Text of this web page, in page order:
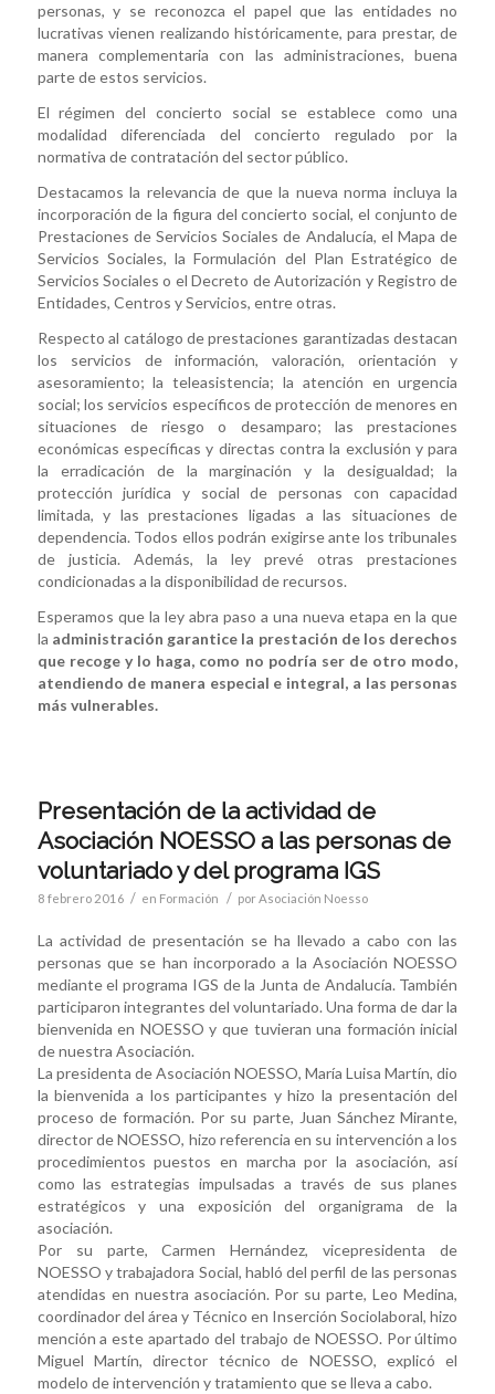
personas, y se reconozca el papel que las entidades no
lucrativas vienen realizando históricamente, para prestar, de
manera complementaria con las administraciones, buena
parte de estos servicios.
El régimen del concierto social se establece como una
modalidad diferenciada del concierto regulado por la
normativa de contratación del sector público.
Destacamos la relevancia de que la nueva norma incluya la
incorporación de la figura del concierto social, el conjunto de
Prestaciones de Servicios Sociales de Andalucía, el Mapa de
Servicios Sociales, la Formulación del Plan Estratégico de
Servicios Sociales o el Decreto de Autorización y Registro de
Entidades, Centros y Servicios, entre otras.
Respecto al catálogo de prestaciones garantizadas destacan
los servicios de información, valoración, orientación y
asesoramiento; la teleasistencia; la atención en urgencia
social; los servicios específicos de protección de menores en
situaciones de riesgo o desamparo; las prestaciones
económicas específicas y directas contra la exclusión y para
la erradicación de la marginación y la desigualdad; la
protección jurídica y social de personas con capacidad
limitada, y las prestaciones ligadas a las situaciones de
dependencia. Todos ellos podrán exigirse ante los tribunales
de justicia. Además, la ley prevé otras prestaciones
condicionadas a la disponibilidad de recursos.
Esperamos que la ley abra paso a una nueva etapa en la que
la administración garantice la prestación de los derechos
que recoge y lo haga, como no podría ser de otro modo,
atendiendo de manera especial e integral, a las personas
más vulnerables.
Presentación de la actividad de
Asociación NOESSO a las personas de
voluntariado y del programa IGS
8 febrero 2016 / en Formación / porAsociación Noesso
La actividad de presentación se ha llevado a cabo con las
personas que se han incorporado a la Asociación NOESSO
mediante el programa IGS de la Junta de Andalucía. También
participaron integrantes del voluntariado. Una forma de dar la
bienvenida en NOESSO y que tuvieran una formación inicial
de nuestra Asociación.
La presidenta de Asociación NOESSO, María Luisa Martín, dio
la bienvenida a los participantes y hizo la presentación del
proceso de formación. Por su parte, Juan Sánchez Mirante,
director de NOESSO, hizo referencia en su intervención a los
procedimientos puestos en marcha por la asociación, así
como las estrategias impulsadas a través de sus planes
estratégicos y una exposición del organigrama de la
asociación.
Por su parte, Carmen Hernández, vicepresidenta de
NOESSO y trabajadora Social, habló del perfil de las personas
atendidas en nuestra asociación. Por su parte, Leo Medina,
coordinador del área y Técnico en Inserción Sociolaboral, hizo
mención a este apartado del trabajo de NOESSO. Por último
Miguel Martín, director técnico de NOESSO, explicó el
modelo de intervención y tratamiento que se lleva a cabo.